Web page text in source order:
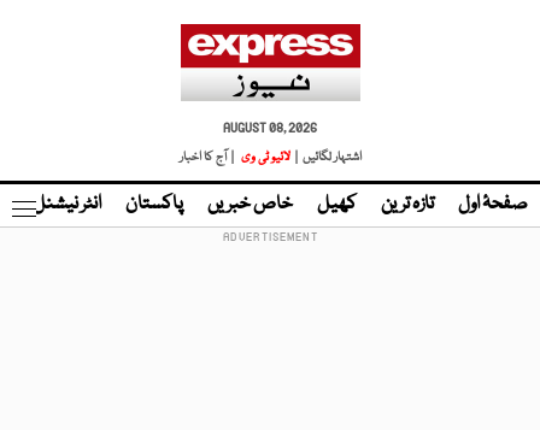
AUGUST 08, 2026
اشتہار لگائیں |
لائیو ٹی وی | آج کا اخبار
صفحۂ اول تازہ ترین کھیل خاص خبریں پاکستان انٹر نیشنل